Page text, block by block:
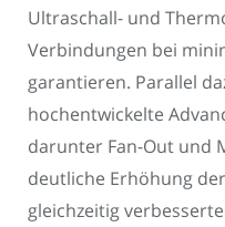
Ultraschall- und
Verbindungen bei
garantieren. Parallel
hochentwickelte
darunter Fan-Out und
deutliche Erhöhung
gleichzeitig